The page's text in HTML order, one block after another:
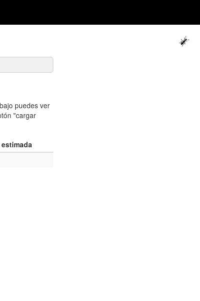
puedes ver
"cargar